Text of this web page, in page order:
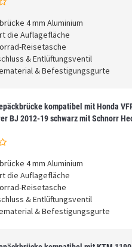
4 mm Aluminium
die Auflagefläche
Reisetasche
& Entlüftungsventil
& Befestigungsgurte
kompatibel mit Honda
BJ 2012-19 schwarz mit Schnorr
4 mm Aluminium
die Auflagefläche
Reisetasche
& Entlüftungsventil
& Befestigungsgurte